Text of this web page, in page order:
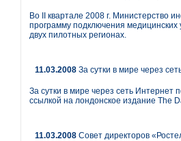
Во II квартале 2008 г. Министерство
программу подключения
двух пилотных регионах.
11.03.2008 За сутки в мире через
За сутки в мире через сеть
ссылкой на лондонское издание The
11.03.2008 Cовет директоров